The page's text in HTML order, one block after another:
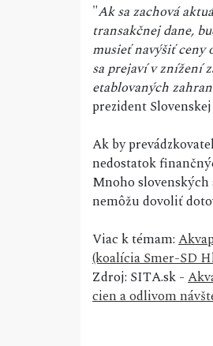
"Ak sa zachová
transakčnej dane,
musieť navýšiť ceny
sa prejaví v znížení
etablovaných
prezident
Ak by
nedostatok
Mnoho
nemôžu dovoliť
Viac k témam:
(koalícia Smer-SD
Zdroj: SITA.sk -
cien a odlivom